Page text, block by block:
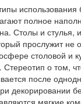
полное
Столы и стулья,
прослужит не
столовой и
Стереотип о том,
после
декорировании
мягкие